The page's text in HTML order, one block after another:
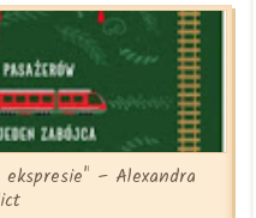
– Alexandra